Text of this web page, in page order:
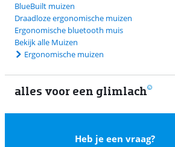
BlueBuilt muizen
Draadloze ergonomische muizen
Ergonomische bluetooth muis
Bekijk alle Muizen
Ergonomische muizen
alles voor een glimlach
Heb je een vraag?